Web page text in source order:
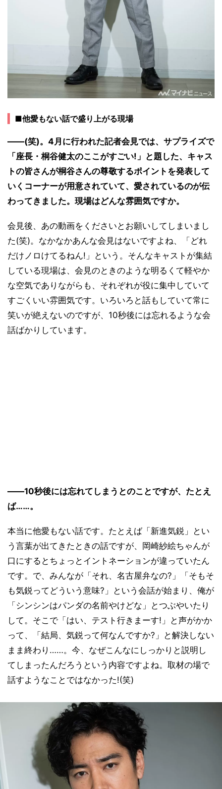
■他愛もない話で盛り上がる現場
――(笑)。4月に行われた記者会見では、サプライズで
「座長・桐谷健太のここがすごい!」と題した、キャス
トの皆さんが桐谷さんの尊敬するポイントを発表して
いくコーナーが用意されていて、愛されているのが伝
わってきました。現場はどんな雰囲気ですか。
会見後、あの動画をくださいとお願いしてしまいまし
た(笑)。なかなかあんな会見はないですよね、「どれ
だけノロけてるねん!」という。そんなキャストが集結
している現場は、会見のときのような明るくて軽やか
な空気でありながらも、それぞれが役に集中していて
すごくいい雰囲気です。いろいろと話もしていて常に
笑いが絶えないのですが、10秒後には忘れるような会
話ばかりしています。
――10秒後には忘れてしまうとのことですが、たとえ
ば……。
本当に他愛もない話です。たとえば「新進気鋭」とい
う言葉が出てきたときの話ですが、岡崎紗絵ちゃんが
口にするとちょっとイントネーションが違っていたん
です。で、みんなが「それ、名古屋弁なの?」「そもそ
も気鋭ってどういう意味?」という会話が始まり、俺が
「シンシンはパンダの名前やけどな」とつぶやいたり
して。そこで「はい、テスト行きまーす!」と声がかか
って、「結局、気鋭って何なんですか?」と解決しない
まま終わり……。今、なぜこんなにしっかりと説明し
てしまったんだろうという内容ですよね。取材の場で
話すようなことではなかった!(笑)